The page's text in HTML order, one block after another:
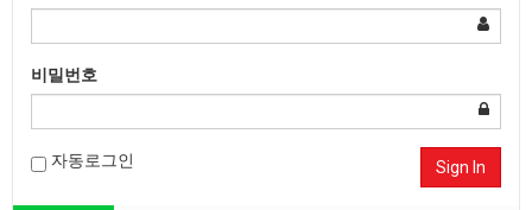
비밀번호
자동로그인 Sign In